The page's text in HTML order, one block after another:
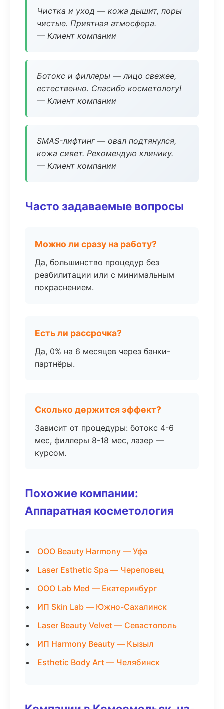
Чистка и уход — кожа дышит, поры
чистые. Приятная атмосфера.
— Клиент компании
Ботокс и филлеры — лицо свежее,
естественно. Спасибо косметологу!
— Клиент компании
SMAS-лифтинг — овал подтянулся,
кожа сияет. Рекомендую клинику.
— Клиент компании
Часто задаваемые вопросы
Можно ли сразу на работу?
Да, большинство процедур без
реабилитации или с минимальным
покраснением.
Есть ли рассрочка?
Да, 0% на 6 месяцев через банки-
партнёры.
Сколько держится эффект?
Зависит от процедуры: ботокс 4-6
мес, филлеры 8-18 мес, лазер —
курсом.
Похожие компании:
Аппаратная косметология
ООО Beauty Harmony — Уфа
Laser Esthetic Spa — Череповец
ООО Lab Med — Екатеринбург
ИП Skin Lab — Южно-Сахалинск
Laser Beauty Velvet — Севастополь
ИП Harmony Beauty — Кызыл
Esthetic Body Art — Челябинск